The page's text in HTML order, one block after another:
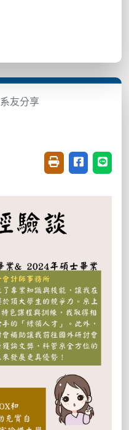
系友分享
友善列印(開新視
分享至臉書
分享